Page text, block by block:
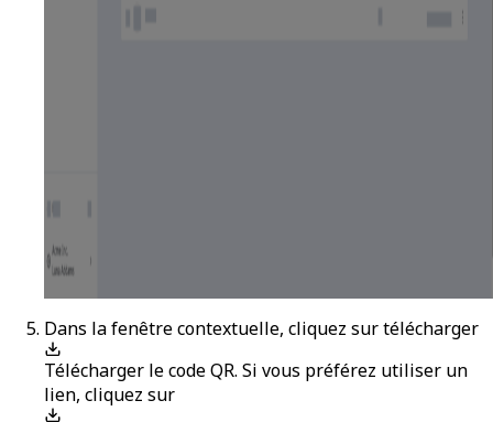
Dans la fenêtre contextuelle, cliquez sur télécharger
Télécharger le code QR. Si vous préférez utiliser un
lien, cliquez sur